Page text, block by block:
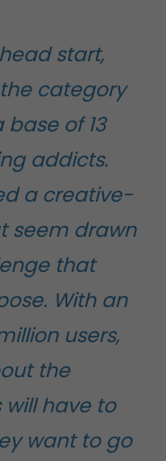
start,
category
of 13
addicts.
a creative-
seem drawn
that
With an
users,
the
will have to
want to go